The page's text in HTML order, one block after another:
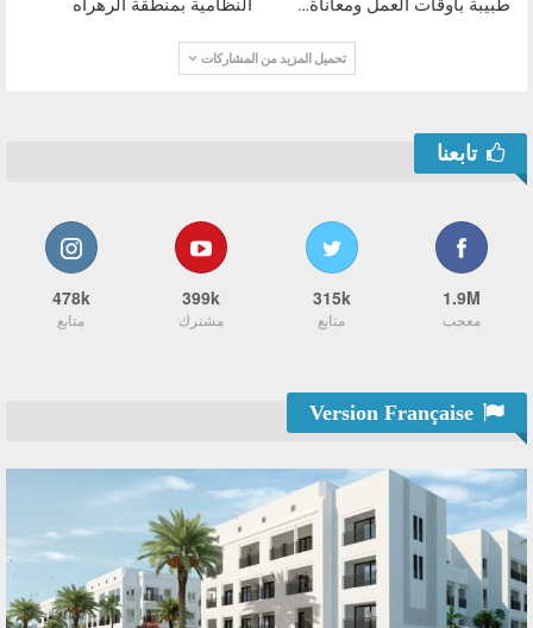
طبيبة بأوقات العمل ومعاناة…
النظامية بمنطقة الرهراه
تحميل المزيد من المشاركات
تابعنا
1.9M
معجب
315k
متابع
399k
مشترك
478k
متابع